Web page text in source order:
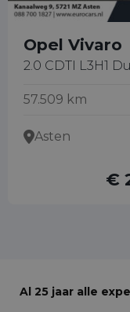
Opel Vivaro
2.0 CDTI L3H1
57.509 km
Asten
€
Al 25 jaar alle